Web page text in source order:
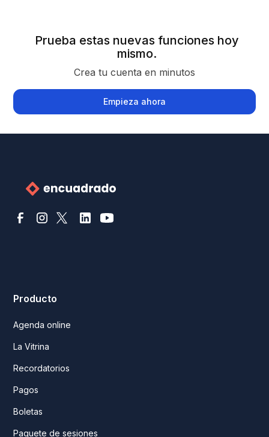
Prueba estas nuevas funciones hoy
mismo.
Crea tu cuenta en minutos
Empieza ahora
Producto
Agenda online
La Vitrina
Recordatorios
Pagos
Boletas
Paquete de sesiones